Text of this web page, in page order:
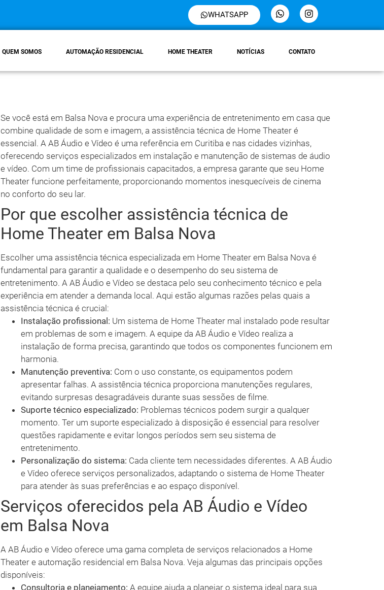
WHATSAPP
QUEM SOMOS AUTOMAÇÃO RESIDENCIAL HOME THEATER NOTÍCIAS CONTATO
Se você está em Balsa Nova e procura uma experiência de entretenimento em casa que
combine qualidade de som e imagem, a assistência técnica de Home Theater é
essencial. A AB Áudio e Vídeo é uma referência em Curitiba e nas cidades vizinhas,
oferecendo serviços especializados em instalação e manutenção de sistemas de áudio
e vídeo. Com um time de profissionais capacitados, a empresa garante que seu Home
Theater funcione perfeitamente, proporcionando momentos inesquecíveis de cinema
no conforto do seu lar.
Por que escolher assistência técnica de
Home Theater em Balsa Nova
Escolher uma assistência técnica especializada em Home Theater em Balsa Nova é
fundamental para garantir a qualidade e o desempenho do seu sistema de
entretenimento. A AB Áudio e Vídeo se destaca pelo seu conhecimento técnico e pela
experiência em atender a demanda local. Aqui estão algumas razões pelas quais a
assistência técnica é crucial:
Instalação profissional: Um sistema de Home Theater mal instalado pode resultar
em problemas de som e imagem. A equipe da AB Áudio e Vídeo realiza a
instalação de forma precisa, garantindo que todos os componentes funcionem em
harmonia.
Manutenção preventiva: Com o uso constante, os equipamentos podem
apresentar falhas. A assistência técnica proporciona manutenções regulares,
evitando surpresas desagradáveis durante suas sessões de filme.
Suporte técnico especializado: Problemas técnicos podem surgir a qualquer
momento. Ter um suporte especializado à disposição é essencial para resolver
questões rapidamente e evitar longos períodos sem seu sistema de
entretenimento.
Personalização do sistema: Cada cliente tem necessidades diferentes. A AB Áudio
e Vídeo oferece serviços personalizados, adaptando o sistema de Home Theater
para atender às suas preferências e ao espaço disponível.
Serviços oferecidos pela AB Áudio e Vídeo
em Balsa Nova
A AB Áudio e Vídeo oferece uma gama completa de serviços relacionados a Home
Theater e automação residencial em Balsa Nova. Veja algumas das principais opções
disponíveis:
Consultoria e planejamento: A equipe ajuda a planejar o sistema ideal para sua